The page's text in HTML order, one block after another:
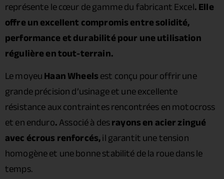
représente le cœur de gamme du fabricant Excel. Elle
offre un excellent compromis entre solidité,
performance et durabilité pour une utilisation
régulière en tout-terrain.
Le moyeuHaan Wheelsest conçu pour offrir une
grande précision d’usinage et une excellente
résistance aux contraintes rencontrées en motocross
et en enduro.Associé à desrayons en acier zingué
avec écrous renforcés,il garantit une tension
homogène et une bonne stabilité de la roue dans le
temps.